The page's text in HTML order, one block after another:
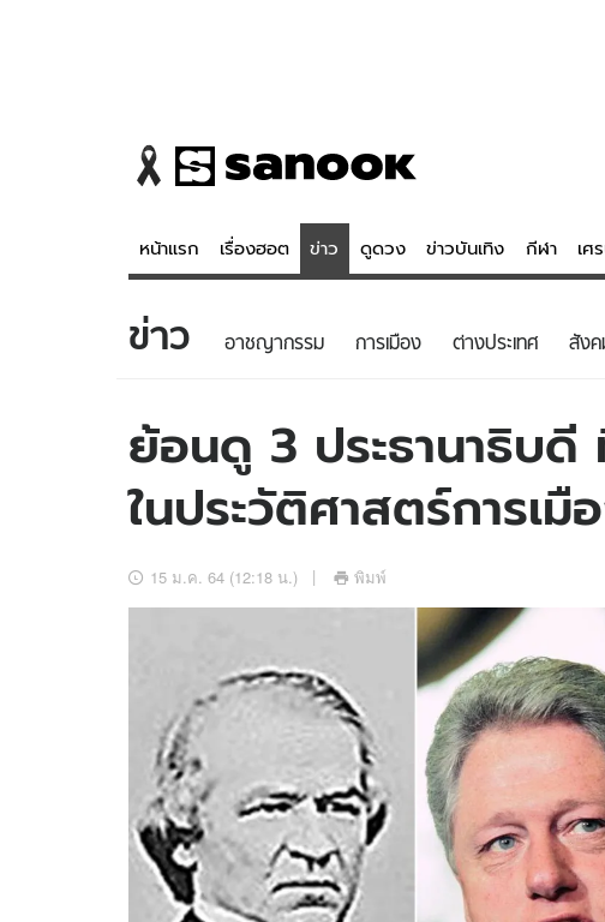
หน้าแรก เรื่องฮอต ข่าว ดูดวง ข่าวบันเทิง กีฬา เศ
ข่าว
ข่าวบันเทิง
ข่าวกีฬา
ข่าวเศรษฐกิจ
อัปเดตจีน
เช็กข่าวชัวร์
ดูดวง - ตรวจห
สถิติหวยไทย
หวยลาว
ดาวน์โหลดสนุกแอปฟรี ติดตามสนุกโซเชียลได้ที่
สงวนลิขสิทธิ์ © 2569 บริษัท อิมเมจ ฟิวเจอร์ (ประเทศไทย) จำกัด
ข่าว อาชญากรรม การเมือง ต่างประเทศ สังค
ย้อนดู 3 ประธานาธิบ
ในประวัติศาสตร์การเมื
15 ม.ค. 64 (12:18 น.) พิมพ์